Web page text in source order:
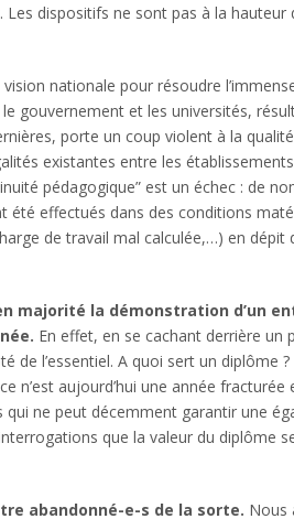
dispositifs ne sont pas à la
nationale pour résoudre
gouvernement et les universités,
porte un coup violent à la
existantes entre les
pédagogique” est un échec : de
été effectués dans des conditions
de travail mal calculée,…) en dépit
majorité la démonstration d’un
En effet, en se cachant derrière un
de l’essentiel. A quoi sert un diplôme
n’est aujourd’hui une année
ne peut décemment garantir une
que la valeur du diplôme
abandonné-e-s de la sorte. Nous